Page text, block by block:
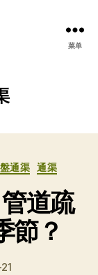
菜单
通渠 通渠
道疏
節？